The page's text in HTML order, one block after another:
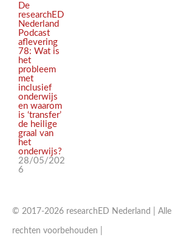
De
researchED
Nederland
Podcast
aflevering
78: Wat is
het
probleem
met
inclusief
onderwijs
en waarom
is ‘transfer’
de heilige
graal van
het
onderwijs?
28/05/202
6
© 2017-2026 researchED Nederland | Alle
rechten voorbehouden |